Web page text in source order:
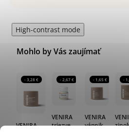
High-contrast mode
Mohlo by Vás zaujímať
- 3,28 €
VENIRA
- 2,67 €
VENIRA
triezve
- 1,65 €
VENIRA
vápnik
-